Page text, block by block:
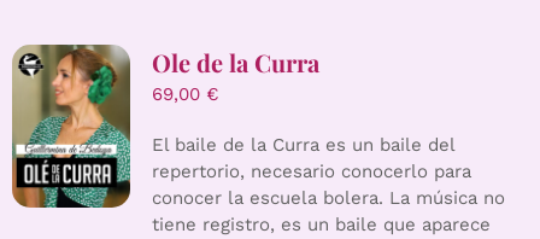
Ole de la Curra
69,00 €
El baile de la Curra es un baile del
repertorio, necesario conocerlo para
conocer la escuela bolera. La música no
tiene registro, es un baile que aparece